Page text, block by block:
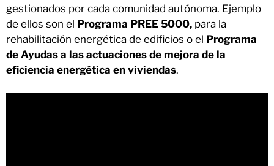
gestionados por cada comunidad autónoma. Ejemplo
de ellos son el Programa PREE 5000, para la
rehabilitación energética de edificios o el Programa
de Ayudas a las actuaciones de mejora de la
eficiencia energética en viviendas.